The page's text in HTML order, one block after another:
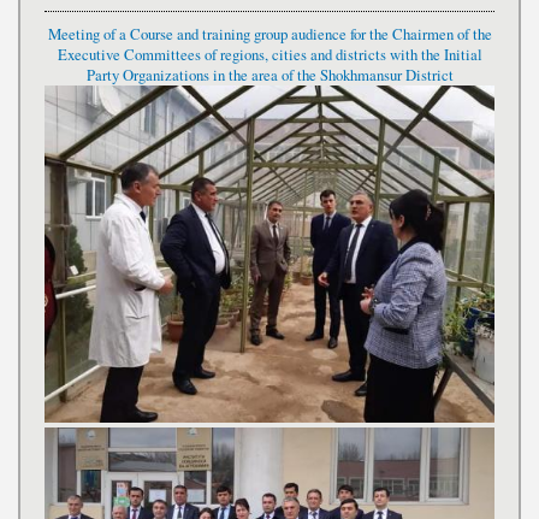
Meeting of a Course and training group audience for the Chairmen of the
Executive Committees of regions, cities and districts with the Initial
Party Organizations in the area of the Shokhmansur District